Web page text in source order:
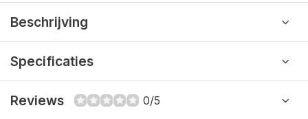
Beschrijving
Specificaties
Reviews 0/5